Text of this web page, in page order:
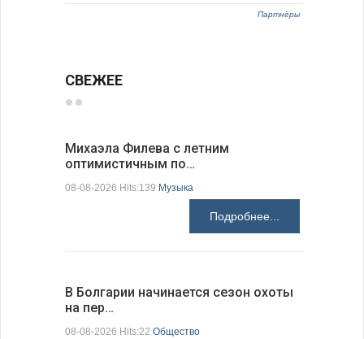
Партнёры
СВЕЖЕЕ
Михаэла Филева с летним
оптимистичным по…
08-08-2026 Hits:139 Музыка
Подробнее...
В Болгарии начинается сезон охоты
на пер…
08-08-2026 Hits:22 Общество